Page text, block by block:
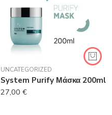
UNCATEGORIZED
System Purify Μάσκα 200ml
27,00 €